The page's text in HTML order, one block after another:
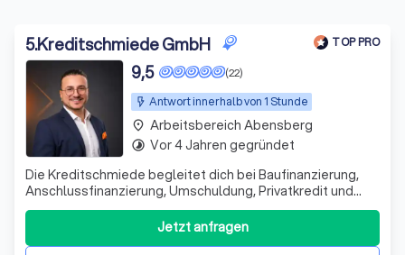
5.Kreditschmiede GmbH TOP PRO
Antwort innerhalb von 1 Stunde
(22)
9,5
Die Kreditschmiede begleitet dich bei Baufinanzierung,
Anschlussfinanzierung, Umschuldung, Privatkredit und
Kapitalanlagen – ehrlich, verständlich und mit Blick auf
langfristige Tragbarkeit, Vermögensaufbau und Strategie.
Jetzt anfragen
place Arbeitsbereich Abensberg
timelapse Vor 4 Jahren gegründet